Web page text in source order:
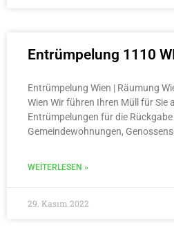
Entrümpelung 1110
Entrümpelung Wien | Räumung
Wien Wir führen Ihren Müll für Sie
Entrümpelungen für die Rückgabe
Gemeindewohnungen,
WEITERLESEN »
29. Kasım 2022